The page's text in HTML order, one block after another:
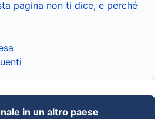
pagina non ti dice, e perché
in un altro paese